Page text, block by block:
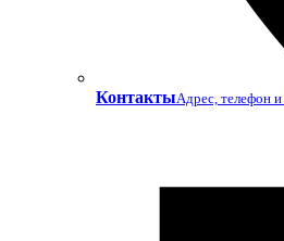
КонтактыАдрес, телефон